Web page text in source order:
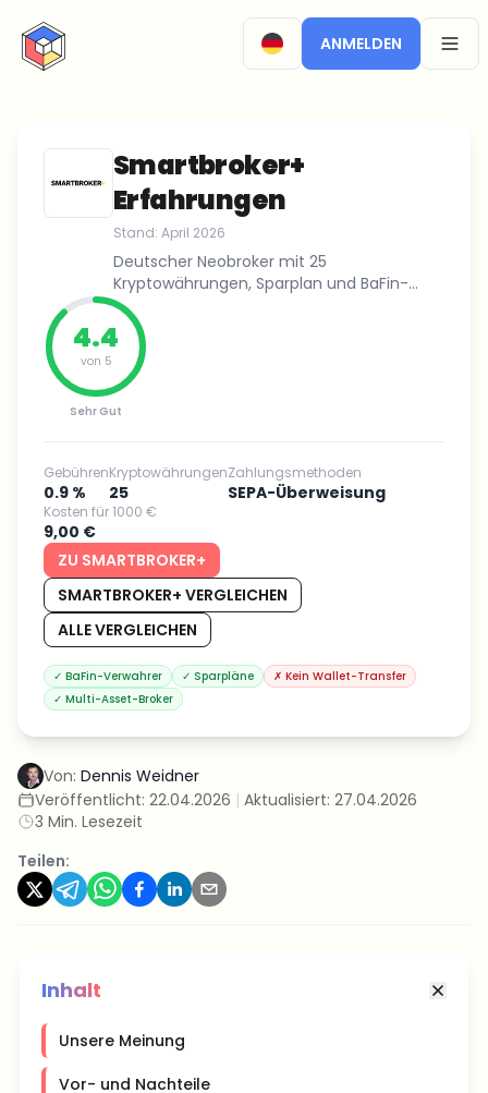
CryptoTicker
ANMELDEN
Smartbroker+
Erfahrungen
Stand: April 2026
Deutscher Neobroker mit 25
Kryptowährungen, Sparplan und BaFin-
lizenziertem Kryptoverwahrer.
4.4
von 5
Sehr Gut
Gebühren
0.9 %
Kryptowährungen
25
Zahlungsmethoden
SEPA-Überweisung
Kosten für 1000 €
9,00 €
ZU SMARTBROKER+
SMARTBROKER+ VERGLEICHEN
ALLE VERGLEICHEN
✓ BaFin-Verwahrer ✓ Sparpläne ✗ Kein Wallet-Transfer
✓ Multi-Asset-Broker
Von: Dennis Weidner
Veröffentlicht: 22.04.2026 | Aktualisiert: 27.04.2026
3 Min. Lesezeit
Teilen:
Inhalt
Unsere Meinung
Vor- und Nachteile